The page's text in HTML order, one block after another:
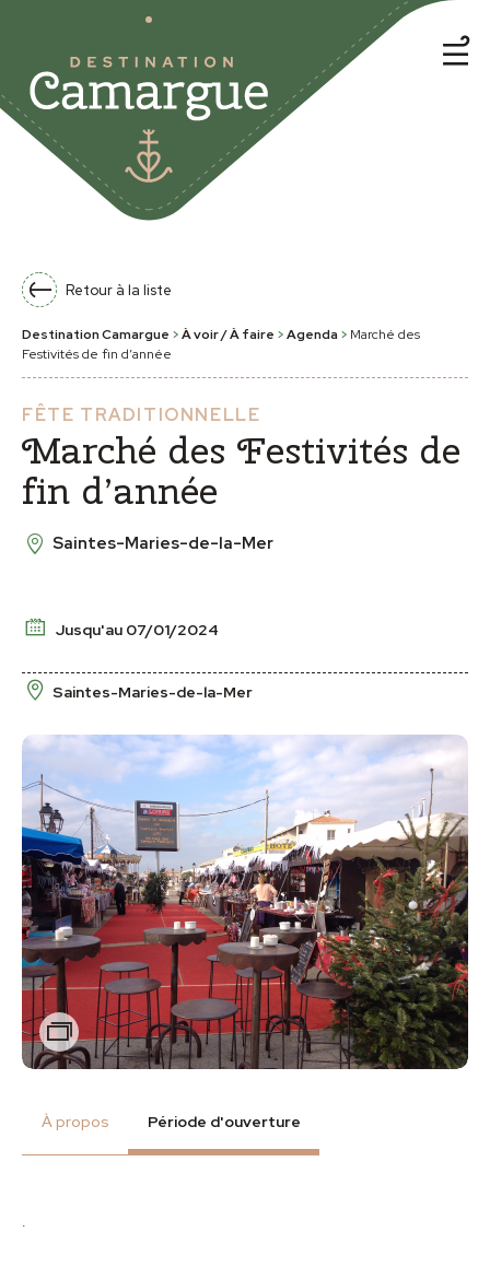
Retour à la liste
Destination Camargue >À voir / À faire >Agenda > Marché des
Festivités de fin d’année
FÊTE TRADITIONNELLE
Marché des Festivités de
fin d’année
Saintes-Maries-de-la-Mer
Jusqu'au 07/01/2024
Saintes-Maries-de-la-Mer
Zoom
À propos Période d'ouverture
.